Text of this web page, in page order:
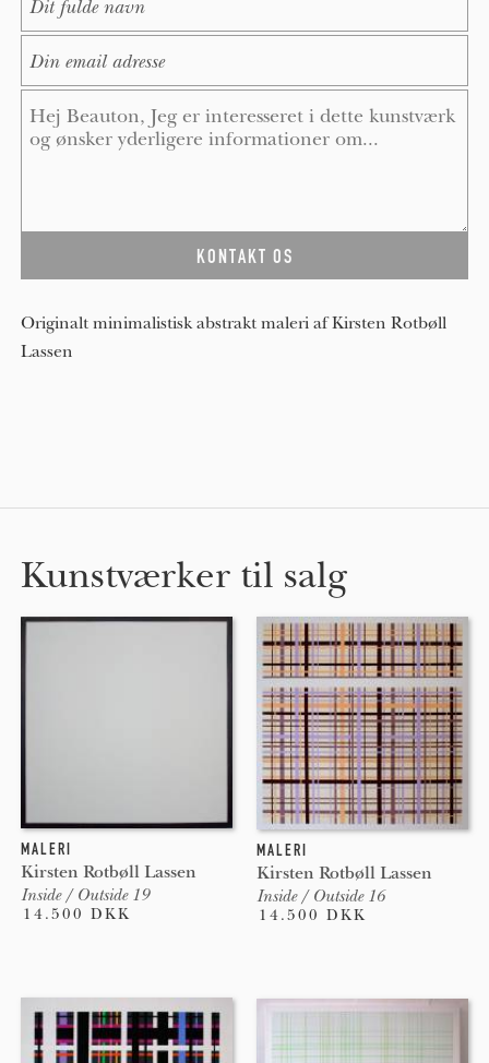
Originalt minimalistisk abstrakt maleri af Kirsten Rotbøll
Lassen
Kunstværker til salg
MALERI
Kirsten Rotbøll Lassen
Inside / Outside 19
14.500 DKK
MALERI
Kirsten Rotbøll Lassen
Inside / Outside 16
14.500 DKK